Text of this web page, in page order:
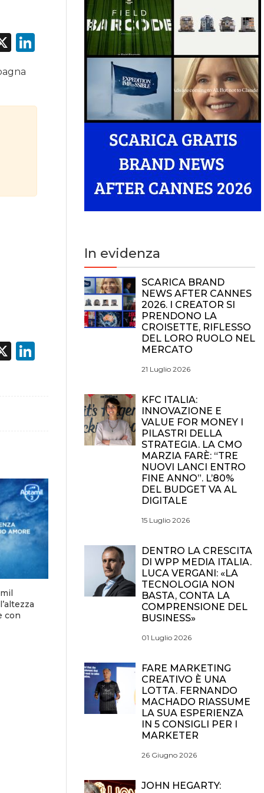
X LinkedIn
X LinkedIn
con
In evidenza
SCARICA BRAND
NEWS AFTER CANNES
2026. I CREATOR SI
PRENDONO LA
CROISETTE, RIFLESSO
DEL LORO RUOLO NEL
MERCATO
21 Luglio 2026
KFC ITALIA:
INNOVAZIONE E
VALUE FOR MONEY I
PILASTRI DELLA
STRATEGIA. LA CMO
MARZIA FARÈ: “TRE
NUOVI LANCI ENTRO
FINE ANNO”. L’80%
DEL BUDGET VA AL
DIGITALE
15 Luglio 2026
DENTRO LA CRESCITA
DI WPP MEDIA ITALIA.
LUCA VERGANI: «LA
TECNOLOGIA NON
BASTA, CONTA LA
COMPRENSIONE DEL
BUSINESS»
01 Luglio 2026
FARE MARKETING
CREATIVO È UNA
LOTTA. FERNANDO
MACHADO RIASSUME
LA SUA ESPERIENZA
IN 5 CONSIGLI PER I
MARKETER
26 Giugno 2026
JOHN HEGARTY: